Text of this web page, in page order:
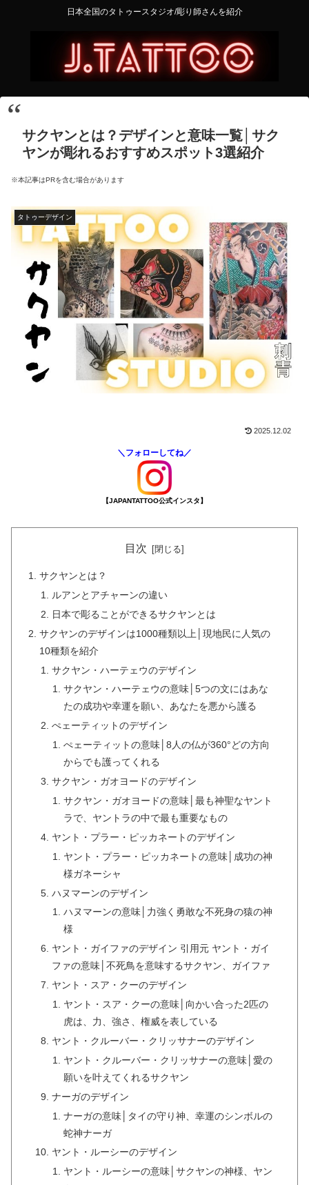
日本全国のタトゥースタジオ/彫り師さんを紹介
サクヤンとは？デザインと意味一覧│サク
ヤンが彫れるおすすめスポット3選紹介
※本記事はPRを含む場合があります
タトゥーデザイン
2025.12.02
＼フォローしてね／
【JAPANTATTOO公式インスタ】
目次
サクヤンとは？
ルアンとアチャーンの違い
日本で彫ることができるサクヤンとは
サクヤンのデザインは1000種類以上│現地民に人気の
10種類を紹介
サクヤン・ハーテェウのデザイン
サクヤン・ハーテェウの意味│5つの文にはあな
たの成功や幸運を願い、あなたを悪から護る
ぺェーティットのデザイン
ぺェーティットの意味│8人の仏が360°どの方向
からでも護ってくれる
サクヤン・ガオヨードのデザイン
サクヤン・ガオヨードの意味│最も神聖なヤント
ラで、ヤントラの中で最も重要なもの
ヤント・プラー・ピッカネートのデザイン
ヤント・プラー・ピッカネートの意味│成功の神
様ガネーシャ
ハヌマーンのデザイン
ハヌマーンの意味│力強く勇敢な不死身の猿の神
様
ヤント・ガイファのデザイン 引用元 ヤント・ガイ
ファの意味│不死鳥を意味するサクヤン、ガイファ
ヤント・スア・クーのデザイン
ヤント・スア・クーの意味│向かい合った2匹の
虎は、力、強さ、権威を表している
ヤント・クルーバー・クリッサナーのデザイン
ヤント・クルーバー・クリッサナーの意味│愛の
願いを叶えてくれるサクヤン
ナーガのデザイン
ナーガの意味│タイの守り神、幸運のシンボルの
蛇神ナーガ
ヤント・ルーシーのデザイン
ヤント・ルーシーの意味│サクヤンの神様、ヤン